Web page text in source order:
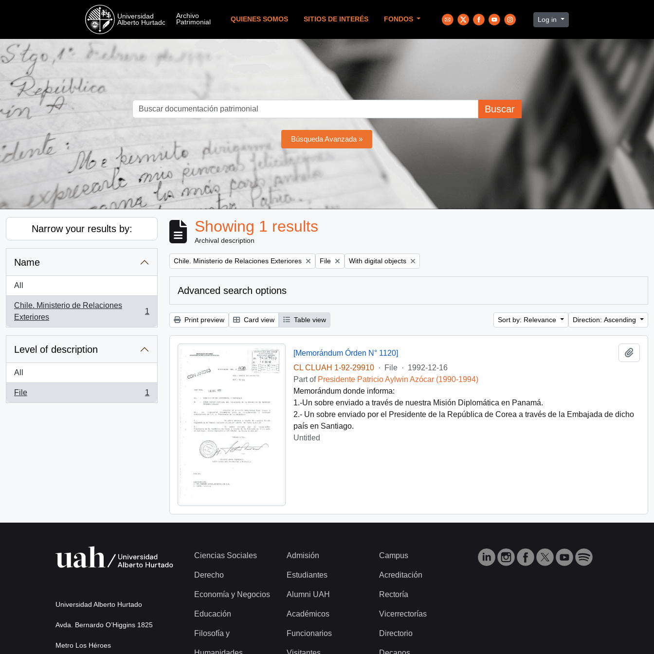
QUIENES SOMOS SITIOS DE INTERÉS FONDOS Log in
Buscar
Búsqueda Avanzada »
Narrow your results by:
Name
All
Chile. Ministerio de Relaciones
Exteriores
, 1 results
1
Level of description
All
File
, 1 results
1
Showing 1 results
Archival description
Remove filter:
Chile. Ministerio de Relaciones Exteriores Remove filter:
File Remove filter:
With digital objects
Advanced search options
Print preview Card view Table view Sort by: Relevance Direction: Ascending
[Memorándum Órden N° 1120]
CL CLUAH 1-92-29910
· File · 1992-12-16
Part of Presidente Patricio Aylwin Azócar (1990-1994)
Memorándum donde informa:
1.-Un sobre enviado a través de nuestra Misión Diplomática en Panamá.
2.- Un sobre enviado por el Presidente de la República de Corea a través de la Embajada de dicho
país en Santiago.
Untitled
Universidad Alberto Hurtado
Avda. Bernardo O’Higgins 1825
Metro Los Héroes
Ciencias Sociales
Derecho
Economía y Negocios
Educación
Filosofía y
Admisión
Estudiantes
Alumni UAH
Académicos
Funcionarios
Campus
Acreditación
Rectoría
Vicerrectorías
Directorio